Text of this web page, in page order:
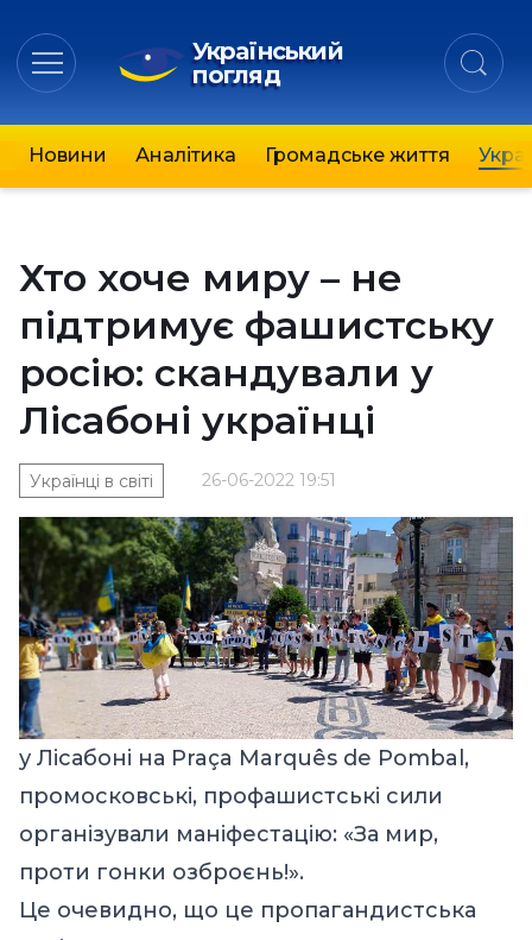
Український
погляд
Новини Аналітика Громадське життя
Хто хоче миру – не
підтримує фашистську
росію: скандували у
Лісабоні українці
26-06-2022 19:51
Українці в світі
у Лісабоні на Praça Marquês de Pombal,
промосковські, профашистські сили
організували маніфестацію: «За мир,
проти гонки озброєнь!».
Це очевидно, що це пропагандистська